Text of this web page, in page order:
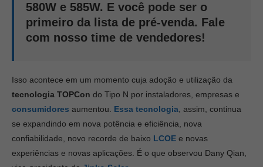
580W e 585W. E você pode ser o
primeiro da lista de pré-venda. Fale
com nosso time de vendedores!
Isso acontece em um momento cuja adoção e utilização da
tecnologia TOPCon do Tipo N por instaladores, empresas e
consumidores aumentou. Essa tecnologia , assim, continua
se expandindo em nova potência e eficiência, nova
confiabilidade, novo recorde de baixo LCOE e novas
experiências e novas aplicações. É o que observou Dany Qian,